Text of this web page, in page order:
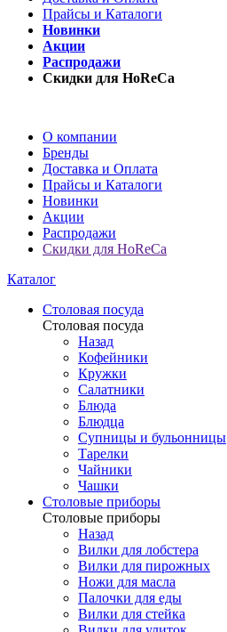
Прайсы и Каталоги
Новинки
Акции
Распродажи
Скидки для HoReCa
О компании
Бренды
Доставка и Оплата
Прайсы и Каталоги
Новинки
Акции
Распродажи
Скидки для HoReCa
Каталог
Столовая посуда
Столовая посуда
Назад
Кофейники
Кружки
Салатники
Блюда
Блюдца
Супницы и бульонницы
Тарелки
Чайники
Чашки
Cтоловые приборы
Cтоловые приборы
Назад
Вилки для лобстера
Вилки для пирожных
Ножи для масла
Палочки для еды
Вилки для стейка